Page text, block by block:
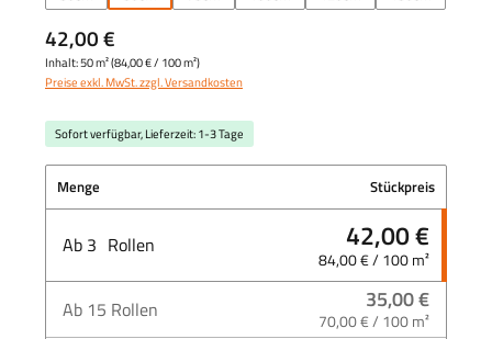
42,00 €
Inhalt:50 m²(84,00 €/ 100 m²)
Preise exkl. MwSt. zzgl. Versandkosten
Sofort verfügbar, Lieferzeit: 1-3 Tage
Menge Stückpreis
Ab 3 Rollen 42,00 €
84,00 € / 100 m²
Ab 15 Rollen 35,00 €
70,00 € / 100 m²